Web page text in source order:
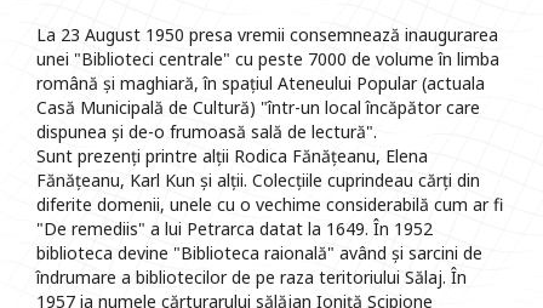
La 23 August 1950 presa vremii consemnează inaugurarea
unei "Biblioteci centrale" cu peste 7000 de volume în limba
română și maghiară, în spațiul Ateneului Popular (actuala
Casă Municipală de Cultură) "într-un local încăpător care
dispunea și de-o frumoasă sală de lectură".
Sunt prezenți printre alții Rodica Fănățeanu, Elena
Fănățeanu, Karl Kun și alții. Colecțiile cuprindeau cărți din
diferite domenii, unele cu o vechime considerabilă cum ar fi
"De remediis" a lui Petrarca datat la 1649. În 1952
biblioteca devine "Biblioteca raională" având și sarcini de
îndrumare a bibliotecilor de pe raza teritoriului Sălaj. În
1957 ia numele cărturarului sălăjan Ioniță Scipione